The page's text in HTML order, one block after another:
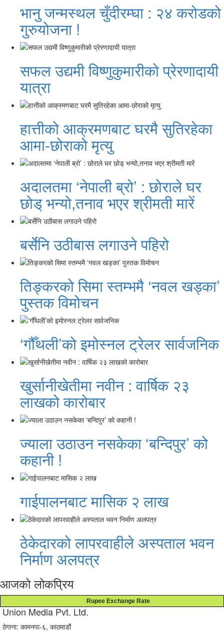
भानु जन्मस्थल चुँदीरम्घा : २४ करोडको
गुरुयोजना !
सफल उद्यमी विष्णुकुमारीको प्रेरणादायी
यात्रा
हात्तीको आक्रमणबाट घरमै सुतिरहेका
आमा-छोराको मृत्यु
अदालतमा ‘नेपाली ब्रो’ : छोराले घर
छोड् भन्यो,तनाव भएर श्रीमती मारें
बर्सेनि उठीबास लगाउने पहिरो
तिङ्करको सिमा स्तम्भमै ‘नवल खड्का’
पुस्तक विमोचन
‘गौँथली’को इमोस्नल ट्रेलर सार्वजनिक
खुर्सानीखेतीमा नवीन : वार्षिक २३
लाखको कारोबार
ज्याला उठाउन नसकेका ‘बन्दिपुर’ को
कहानी !
गाईपालनबाट मासिक २ लाख
ठेकेदारको लापरवाहीले अस्पताल भवन
निर्माण अलपत्र
आजको लोकप्रिय
Rupee Exchange Rate
Union Media Pvt. Ltd.
ठेगाना: कामनपा-६, काठमाडौं